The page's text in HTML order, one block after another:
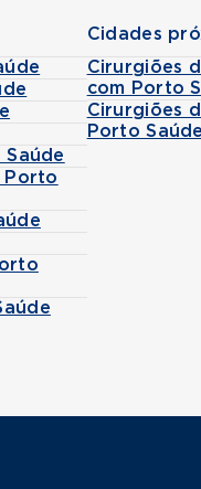
Porto
Cidades
Cirurgiões
com Porto
Cirurgiões
Porto Saúde